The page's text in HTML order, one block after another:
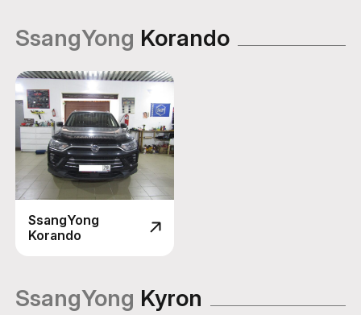
SsangYong Korando
SsangYong
Korando
SsangYong Kyron